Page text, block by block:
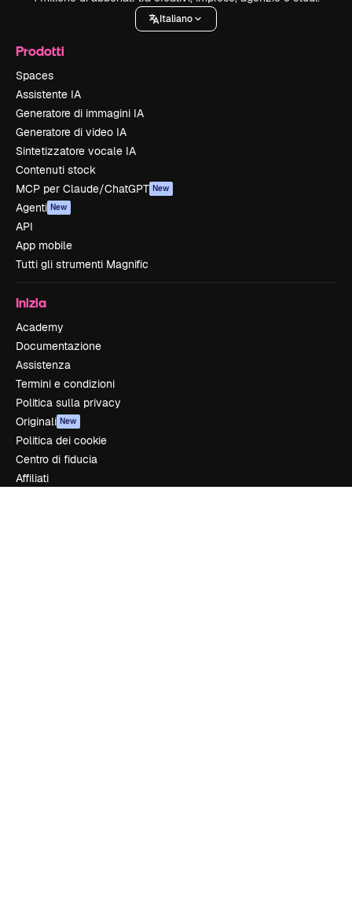
Italiano
Prodotti
Spaces
Assistente IA
Generatore di immagini IA
Generatore di video IA
Sintetizzatore vocale IA
Contenuti stock
MCP per Claude/ChatGPT New
Agenti New
API
App mobile
Tutti gli strumenti Magnific
Inizia
Academy
Documentazione
Assistenza
Termini e condizioni
Politica sulla privacy
Originali New
Politica dei cookie
Centro di fiducia
Affiliati